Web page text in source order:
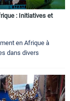
: Initiatives et
en Afrique à
dans divers